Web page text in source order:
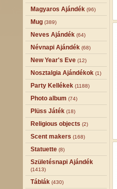
Magyaros Ajándék (96)
Mug (389)
Neves Ajándék (64)
Névnapi Ajándék (68)
New Year's Eve (12)
Nosztalgia Ajándékok (1)
Party Kellékek (1188)
Photo album (74)
Plüss Játék (18)
Religious objects (2)
Scent makers (168)
Statuette (8)
Születésnapi Ajándék
(1413)
Táblák (430)